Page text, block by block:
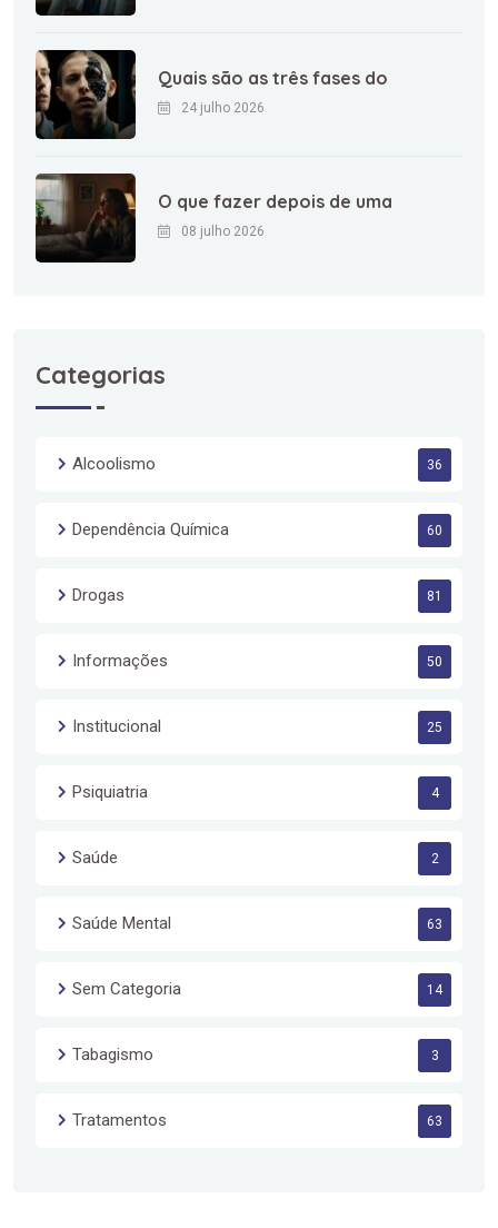
Quais são as três fases do
24 julho 2026
O que fazer depois de uma
08 julho 2026
Categorias
Alcoolismo 36
Dependência Química 60
Drogas 81
Informações 50
Institucional 25
Psiquiatria 4
Saúde 2
Saúde Mental 63
Sem Categoria 14
Tabagismo 3
Tratamentos 63